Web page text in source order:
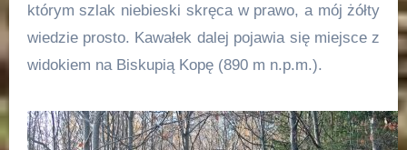
którym szlak niebieski skręca w prawo, a mój żółty
wiedzie prosto. Kawałek dalej pojawia się miejsce z
widokiem na Biskupią Kopę (890 m n.p.m.).